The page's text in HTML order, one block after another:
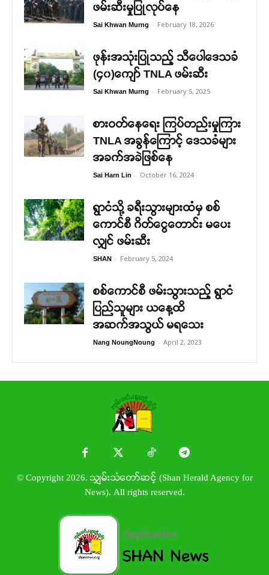
ဖမ်းဆီးမှုပြုလုပ်နေ
Sai Khwan Murng - February 18, 2026
ဖုန်းအသုံးပြုသည့် သီပေါဒေသခံ
(၄၀)ကျော် TNLA ဖမ်းဆီး
Sai Khwan Murng - February 5, 2025
စားဝတ်နေရေး ကြပ်တည်းမှုကြား
TNLA အခွန်ကြောင့် ဒေသခံများ
အခက်အခဲဖြစ်နေ
Sai Harn Lin - October 16, 2024
ရွာငံသို့ ခရီးသွားများထံမှ စစ်
ကောင်စီ ဂိတ်ငွေတောင်း မပေး
လျှင် ဖမ်းဆီး
SHAN - February 5, 2024
စစ်ကောင်စီ ဖမ်းသွားသည့် ရွာငံ
ပြည်သူများ ယနေ့ထိ
အဆက်အသွယ် မရသေး
Nang NoungNoung - April 2, 2023
© Copyright 2026. သျှမ်းသံတော်ဆင့် (Shan Herald Agency for
News). All rights reserved.